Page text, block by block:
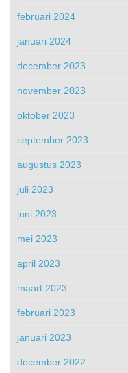
februari 2024
januari 2024
december 2023
november 2023
oktober 2023
september 2023
augustus 2023
juli 2023
juni 2023
mei 2023
april 2023
maart 2023
februari 2023
januari 2023
december 2022